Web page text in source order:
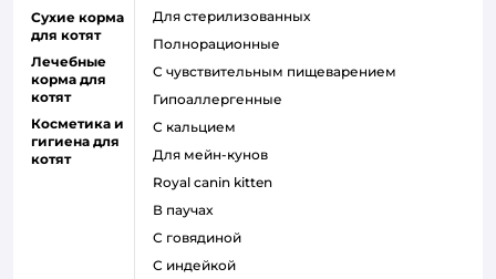
Сухие корма
для котят
Лечебные
корма для
котят
Косметика и
гигиена для
котят
для стерилизованных
полнорационные
с чувствительным пищеварением
гипоаллергенные
с кальцием
для мейн-кунов
royal canin kitten
в паучах
с говядиной
с индейкой